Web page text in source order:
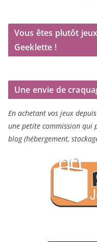
Vous êtes plutôt
Geeklette !
Une envie de
En achetant vos jeux
une petite commission qui
blog (hébergement,